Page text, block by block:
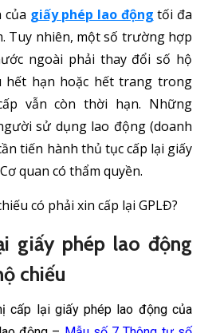
của giấy phép lao động tối đa
Tuy nhiên, một số trường hợp
ngoài phải thay đổi số hộ
hết hạn hoặc hết trang trong
vẫn còn thời hạn. Những
sử dụng lao động (doanh
tiến hành thủ tục cấp lại giấy
quan có thẩm quyền.
giấy phép lao động
chiếu
cấp lại giấy phép lao động của